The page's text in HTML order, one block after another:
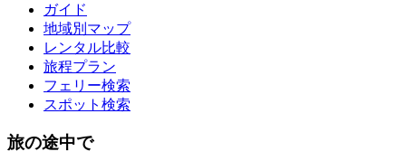
ガイド
地域別マップ
レンタル比較
旅程プラン
フェリー検索
スポット検索
旅の途中で